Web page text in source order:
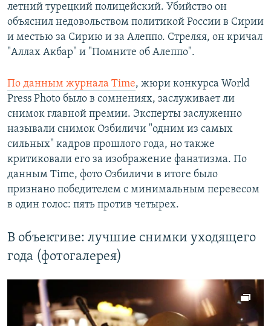
летний турецкий полицейский. Убийство он
объяснил недовольством политикой России в Сирии
и местью за Сирию и за Алеппо. Стреляя, он кричал
"Аллах Акбар" и "Помните об Алеппо".
По данным журнала Time, жюри конкурса World
Press Photo было в сомнениях, заслуживает ли
снимок главной премии. Эксперты заслуженно
называли снимок Озбиличи "одним из самых
сильных" кадров прошлого года, но также
критиковали его за изображение фанатизма. По
данным Time, фото Озбиличи в итоге было
признано победителем с минимальным перевесом
в один голос: пять против четырех.
В объективе: лучшие снимки уходящего
года (фотогалерея)